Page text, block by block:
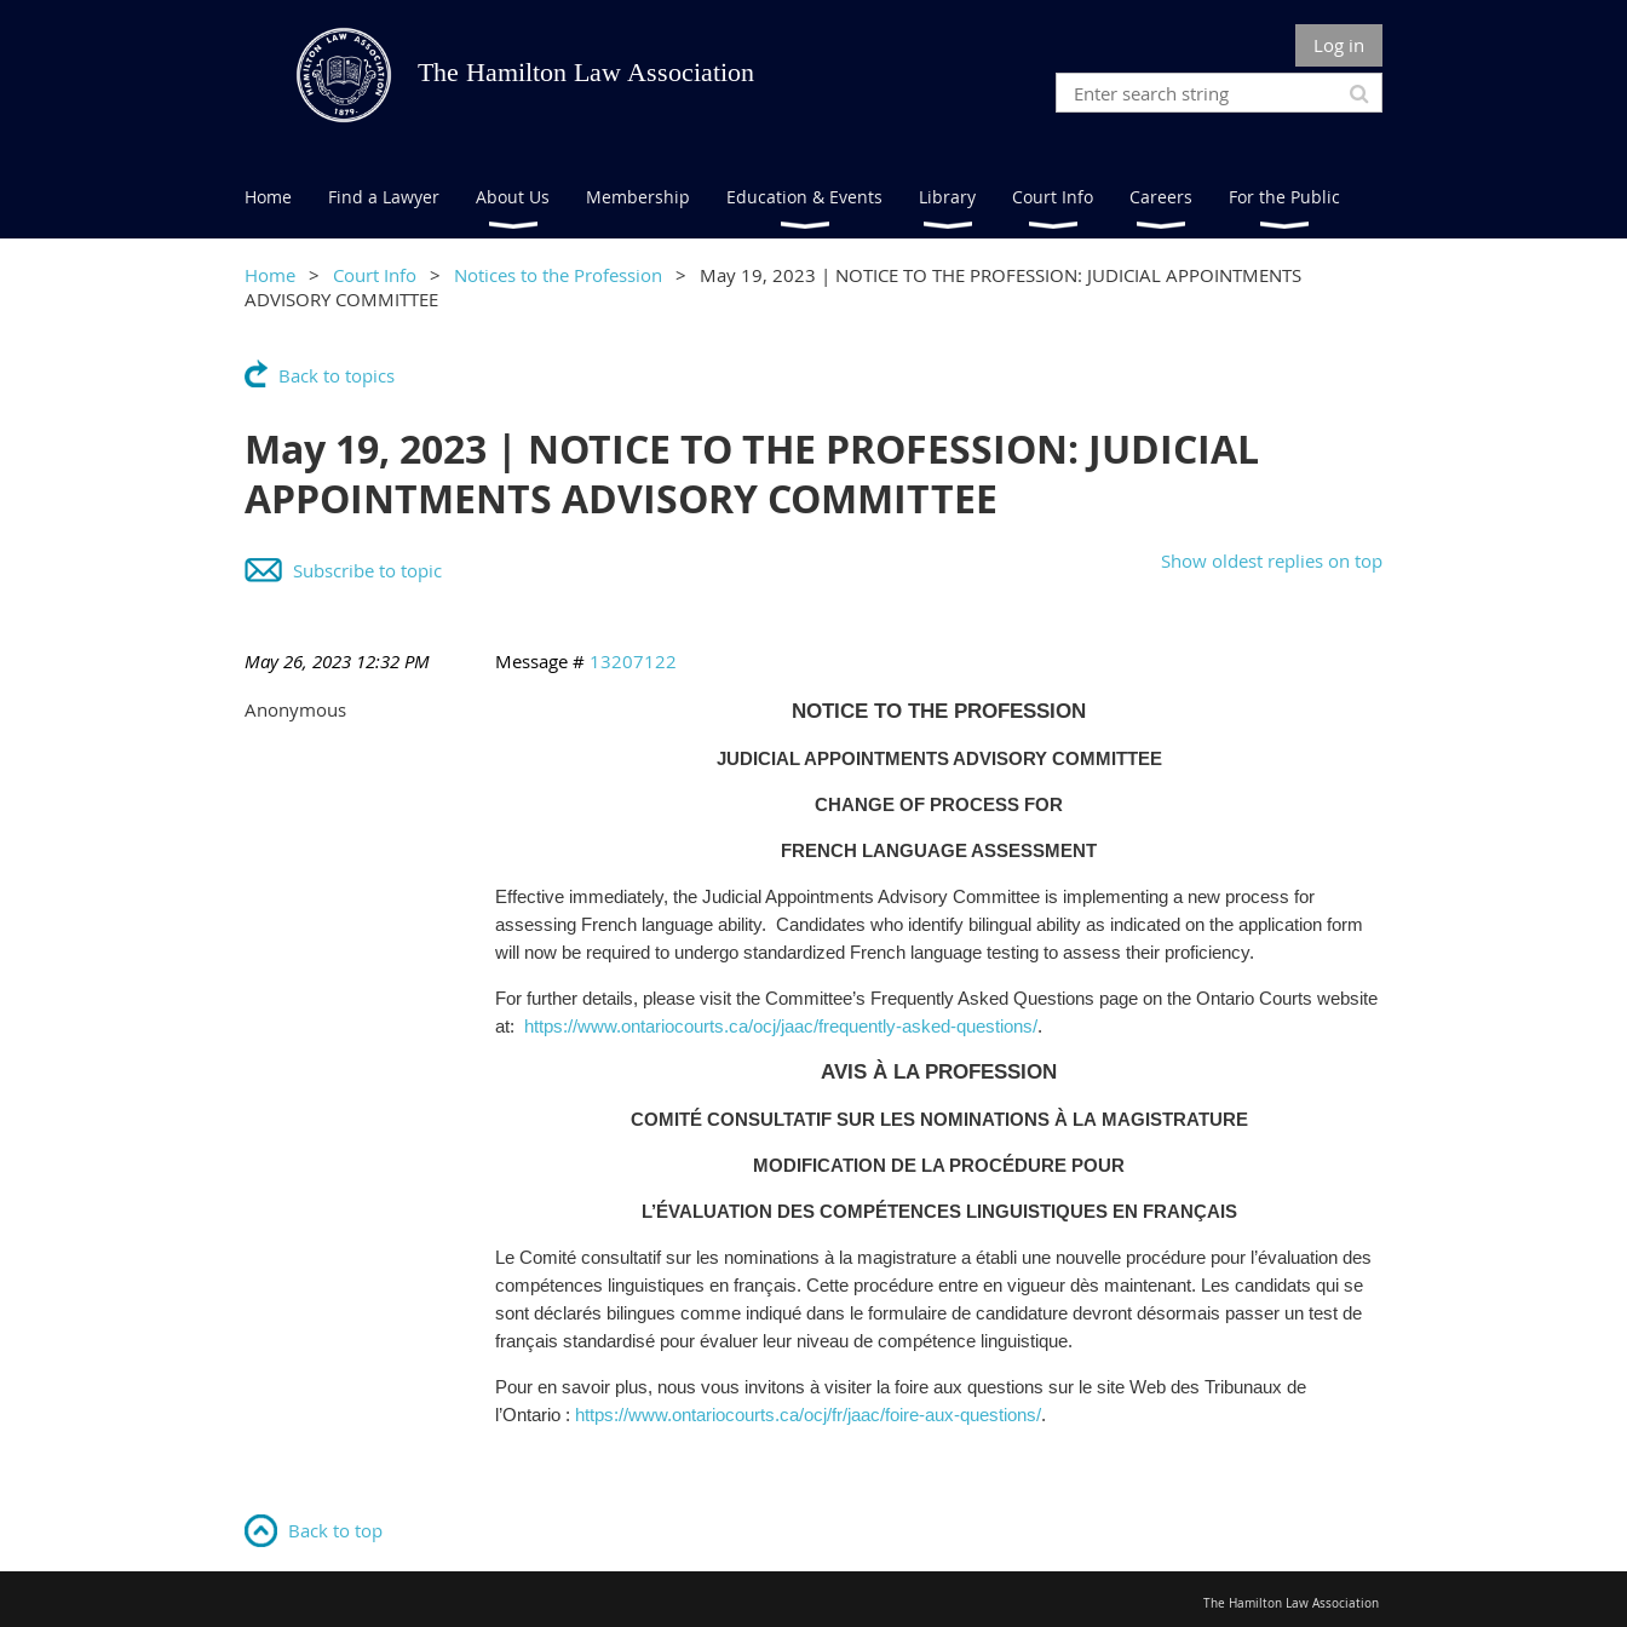
The Hamilton Law Association
Log in
Home Find a Lawyer About Us Membership Education & Events Library Court Info Careers For the Public
Home Court Info Notices to the Profession
May 19, 2023 | NOTICE TO THE PROFESSION: JUDICIAL APPOINTMENTS
ADVISORY COMMITTEE
Back to topics
May 19, 2023 | NOTICE TO THE PROFESSION: JUDICIAL
APPOINTMENTS ADVISORY COMMITTEE
Show oldest replies on top
Subscribe to topic
May 26, 2023 12:32 PM Message # 13207122
Anonymous
NOTICE TO THE PROFESSION
JUDICIAL APPOINTMENTS ADVISORY COMMITTEE
CHANGE OF PROCESS FOR
FRENCH LANGUAGE ASSESSMENT
Effective immediately, the Judicial Appointments Advisory Committee is implementing a new process for
assessing French language ability. Candidates who identify bilingual ability as indicated on the application form
will now be required to undergo standardized French language testing to assess their proficiency.
For further details, please visit the Committee’s Frequently Asked Questions page on the Ontario Courts website
at: https://www.ontariocourts.ca/ocj/jaac/frequently-asked-questions/.
AVIS À LA PROFESSION
COMITÉ CONSULTATIF SUR LES NOMINATIONS À LA MAGISTRATURE
MODIFICATION DE LA PROCÉDURE POUR
L’ÉVALUATION DES COMPÉTENCES LINGUISTIQUES EN FRANÇAIS
Le Comité consultatif sur les nominations à la magistrature a établi une nouvelle procédure pour l’évaluation des
compétences linguistiques en français. Cette procédure entre en vigueur dès maintenant. Les candidats qui se
sont déclarés bilingues comme indiqué dans le formulaire de candidature devront désormais passer un test de
français standardisé pour évaluer leur niveau de compétence linguistique.
Pour en savoir plus, nous vous invitons à visiter la foire aux questions sur le site Web des Tribunaux de
l’Ontario : https://www.ontariocourts.ca/ocj/fr/jaac/foire-aux-questions/.
Back to top
The Hamilton Law Association